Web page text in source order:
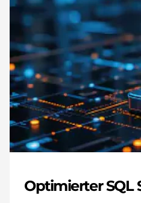
Optimierter SQL